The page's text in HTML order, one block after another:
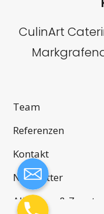
CulinArt
Team
Referenzen
Kontakt
Newsletter
Allergene &